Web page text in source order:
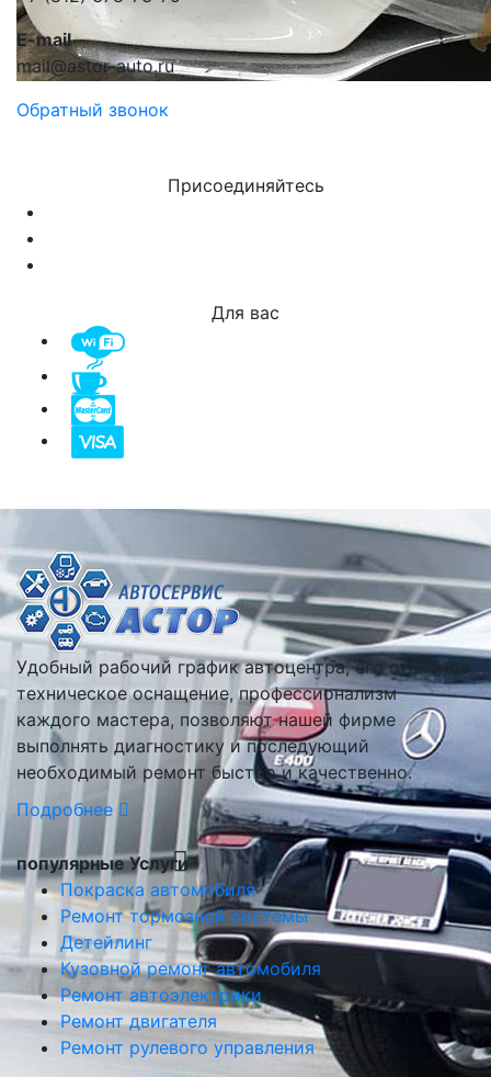
E-mail
mail@astor-auto.ru
Обратный звонок
Присоединяйтесь
Для вас
Удобный рабочий график автоцентра, его отличное
техническое оснащение, профессионализм
каждого мастера, позволяют нашей фирме
выполнять диагностику и последующий
необходимый ремонт быстро и качественно.
Подробнее
популярные Услуги
Покраска автомобиля
Ремонт тормозной системы
Детейлинг
Кузовной ремонт автомобиля
Ремонт автоэлектрики
Ремонт двигателя
Ремонт рулевого управления